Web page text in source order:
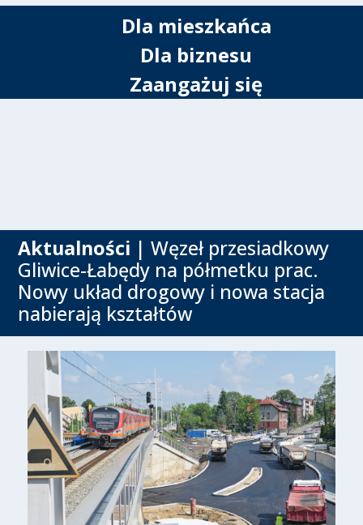
Dla mieszkańca
Dla biznesu
Zaangażuj się
Aktualności | Węzeł przesiadkowy
Gliwice-Łabędy na półmetku prac.
Nowy układ drogowy i nowa stacja
nabierają kształtów